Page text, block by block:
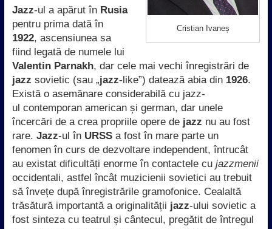
Cristian Ivaneș
Jazz-ul a apărut în Rusia
pentru prima dată în
1922, ascensiunea sa
fiind legată de numele lui
Valentin Parnakh, dar cele mai vechi înregistrări de
jazz sovietic (sau „jazz-like”) datează abia din 1926.
Există o asemănare considerabilă cu jazz-
ul contemporan american și german, dar unele
încercări de a crea propriile opere de jazz nu au fost
rare. Jazz-ul în URSSa fost în mare parte un
fenomen în curs de dezvoltare independent, întrucât
au existat dificultăți enorme în contactele cu jazzmenii
occidentali, astfel încât muzicienii sovietici au trebuit
să învețe după înregistrările gramofonice. Cealaltă
trăsătură importantă a originalității jazz-ului sovietic a
fost sinteza cu teatrul și cântecul, pregătit de întregul